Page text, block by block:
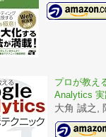
プロが教え
Analytics 実
大角 誠之,